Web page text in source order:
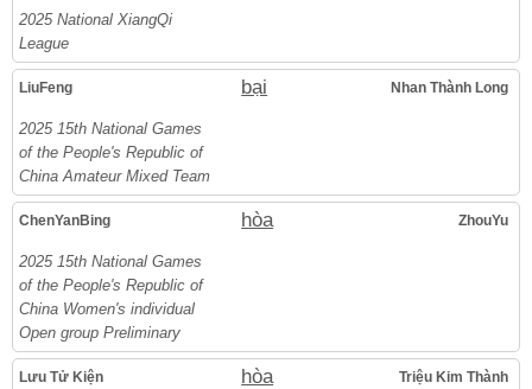
2025 National XiangQi
League
LiuFeng bại Nhan Thành Long
2025 15th National Games
of the People's Republic of
China Amateur Mixed Team
ChenYanBing hòa ZhouYu
2025 15th National Games
of the People's Republic of
China Women's individual
Open group Preliminary
Lưu Tử Kiện hòa Triệu Kim Thành